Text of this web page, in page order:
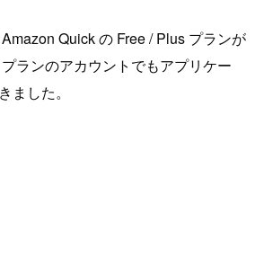
Quick の Free / Plus プランが
ランのアカウントでもアプリケー
ました。